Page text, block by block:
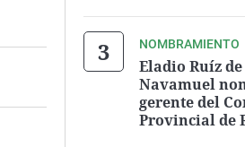
NOMBRAMIENTO
Eladio Ruíz de
Navamuel
gerente del
Provincial de